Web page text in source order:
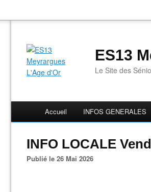
ES13
Le Site des
Accueil INFOS GENERALES
INFO LOCALE
Publié le 26 Mai 2026